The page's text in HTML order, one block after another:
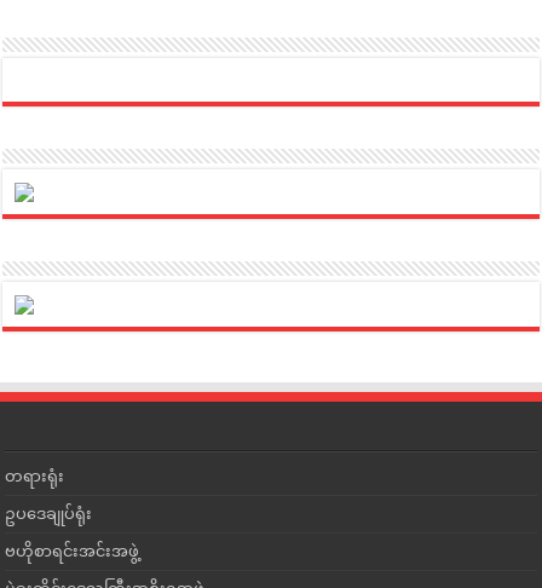
တရားရုံး
ဥပဒေချုပ်ရုံး
ဗဟိုစာရင်းအင်းအဖွဲ့